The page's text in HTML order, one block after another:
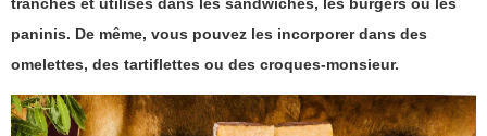
paninis. De même, vous pouvez les incorporer dans des
omelettes, des tartiflettes ou des croques-monsieur.